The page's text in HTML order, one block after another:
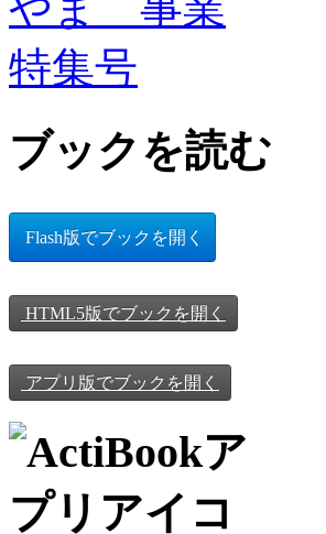
ブックを読む
Flash版でブックを開く
HTML5版でブックを開く
アプリ版でブックを開く